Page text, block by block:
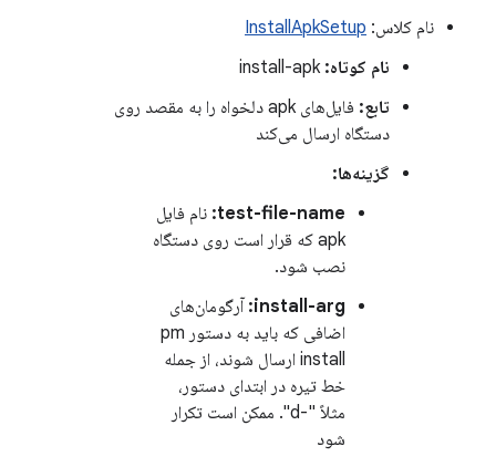
نام کلاس: InstallApkSetup
نام کوتاه:
تابع:
فایل‌های apk دلخواه را به مقصد روی
دستگاه ارسال می‌کند
گزینه‌ها:
test-file-name: نام فایل
apk که قرار است روی دستگاه
نصب شود.
install-arg: آرگومان‌های
اضافی که باید به دستور pm
install ارسال شوند، از جمله
خط تیره در ابتدای دستور،
مثلاً "-d". ممکن است تکرار
شود